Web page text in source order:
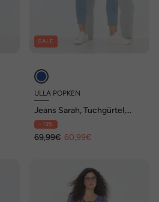
SALE
ULLA POPKEN
Jeans Sarah, Tuchgürtel,
verkürzt, schmales Bein
- 13%
69,99€ 60,99€